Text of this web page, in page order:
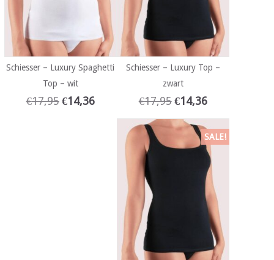
Schiesser – Luxury Spaghetti
Top – wit
€17,95 €14,36
Schiesser – Luxury Top –
zwart
€17,95 €14,36
SALE!